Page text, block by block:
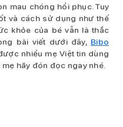
mau chóng hồi phục. Tuy
và cách sử dụng như thế
khỏe của bé vẫn là thắc
bài viết dưới đây, Bibo
nhiều mẹ Việt tin dùng
hãy đón đọc ngay nhé.